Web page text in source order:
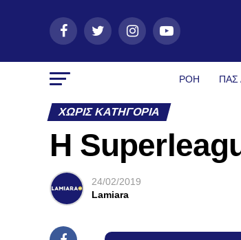
ΡΟΗ ΠΑΣ
ΧΩΡΊΣ ΚΑΤΗΓΟΡΊΑ
Η
24/02/2019
Lamiara